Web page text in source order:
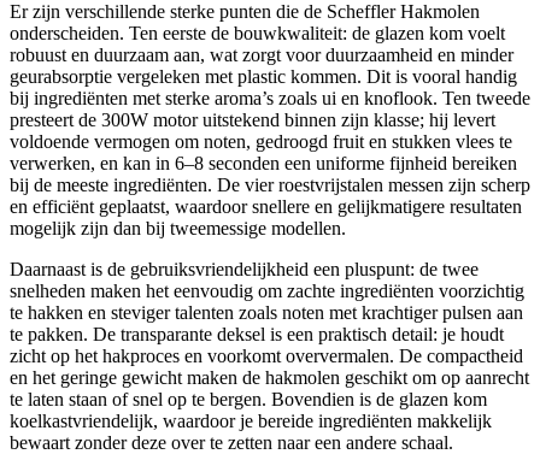
Er zijn verschillende sterke punten die de Scheffler Hakmolen
onderscheiden. Ten eerste de bouwkwaliteit: de glazen kom voelt
robuust en duurzaam aan, wat zorgt voor duurzaamheid en minder
geurabsorptie vergeleken met plastic kommen. Dit is vooral handig
bij ingrediënten met sterke aroma’s zoals ui en knoflook. Ten tweede
presteert de 300W motor uitstekend binnen zijn klasse; hij levert
voldoende vermogen om noten, gedroogd fruit en stukken vlees te
verwerken, en kan in 6–8 seconden een uniforme fijnheid bereiken
bij de meeste ingrediënten. De vier roestvrijstalen messen zijn scherp
en efficiënt geplaatst, waardoor snellere en gelijkmatigere resultaten
mogelijk zijn dan bij tweemessige modellen.
Daarnaast is de gebruiksvriendelijkheid een pluspunt: de twee
snelheden maken het eenvoudig om zachte ingrediënten voorzichtig
te hakken en steviger talenten zoals noten met krachtiger pulsen aan
te pakken. De transparante deksel is een praktisch detail: je houdt
zicht op het hakproces en voorkomt oververmalen. De compactheid
en het geringe gewicht maken de hakmolen geschikt om op aanrecht
te laten staan of snel op te bergen. Bovendien is de glazen kom
koelkastvriendelijk, waardoor je bereide ingrediënten makkelijk
bewaart zonder deze over te zetten naar een andere schaal.